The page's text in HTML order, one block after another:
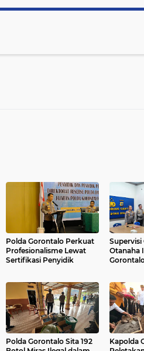
Polda Gorontalo Perkuat
Profesionalisme Lewat
Sertifikasi Penyidik
Supervisi
Otanaha
Polda Gorontalo Sita 192
Kapolda